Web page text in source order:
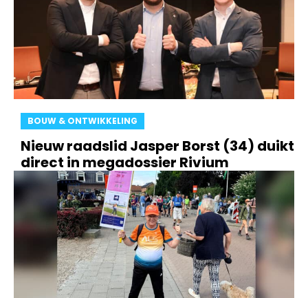
BOUW & ONTWIKKELING
Nieuw raadslid Jasper Borst (34) duikt
direct in megadossier Rivium